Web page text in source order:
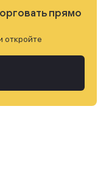
прямо
откройте